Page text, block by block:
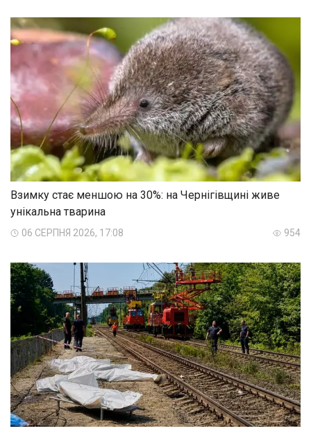
Взимку стає меншою на 30%: на Чернігівщині живе
унікальна тварина
06 СЕРПНЯ 2026, 17:08 954